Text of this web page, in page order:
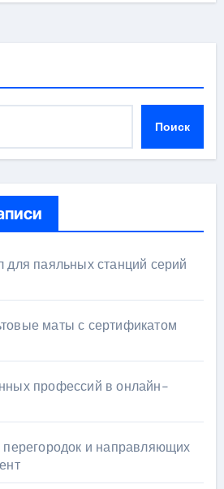
Поиск
паяльных станций серий
маты с сертификатом
профессий в онлайн-
и направляющих